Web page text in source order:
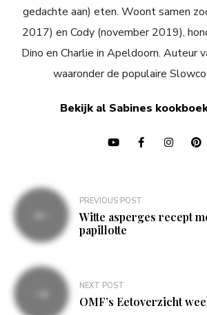
gedachte aan) eten. Woont samen
2017) en Cody (november 2019),
Dino en Charlie in Apeldoorn. Auteur
waaronder de populaire
Bekijk al Sabines
Bericht
navigatie
PREVIOUS POST
Witte asperges recept
papillotte
NEXT POST
OMF’s Eetoverzicht